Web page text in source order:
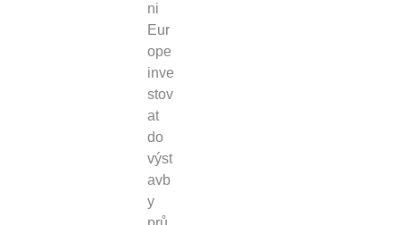
ni
Eur
ope
inve
stov
at
do
výst
avb
y